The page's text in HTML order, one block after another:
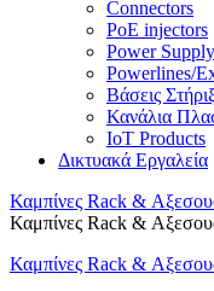
Connectors
PoE injectors
Power Supply
Powerlines/
Βάσεις
Κανάλια
IoT Products
Δικτυακά Εργαλεία
Καμπίνες Rack &
Καμπίνες Rack &
Καμπίνες Rack &